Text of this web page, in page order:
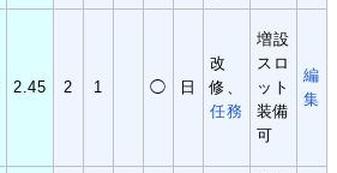
2.45 2 1 ◯ 日
改
修、
任務
増設
スロ
ット
装備
可
編
集